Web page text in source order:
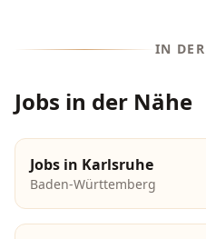
IN
Jobs in der Nähe
Jobs in Karlsruhe
Baden-Württemberg